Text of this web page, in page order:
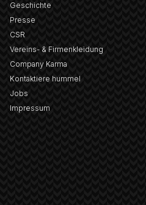
Geschichte
Presse
CSR
Vereins- & Firmenkleidung
Company Karma
Kontaktiere hummel
Jobs
Impressum